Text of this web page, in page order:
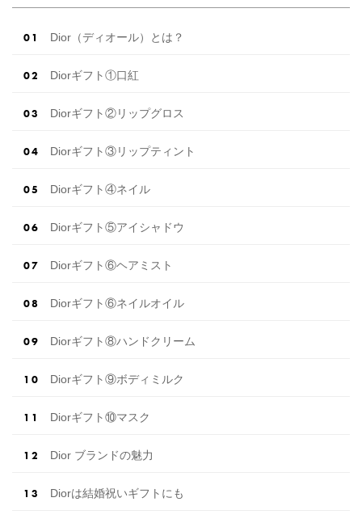
Dior（ディオール）とは？
Diorギフト①口紅
Diorギフト②リップグロス
Diorギフト③リップティント
Diorギフト④ネイル
Diorギフト⑤アイシャドウ
Diorギフト⑥ヘアミスト
Diorギフト⑥ネイルオイル
Diorギフト⑧ハンドクリーム
Diorギフト⑨ボディミルク
Diorギフト⑩マスク
Dior ブランドの魅力
Diorは結婚祝いギフトにも